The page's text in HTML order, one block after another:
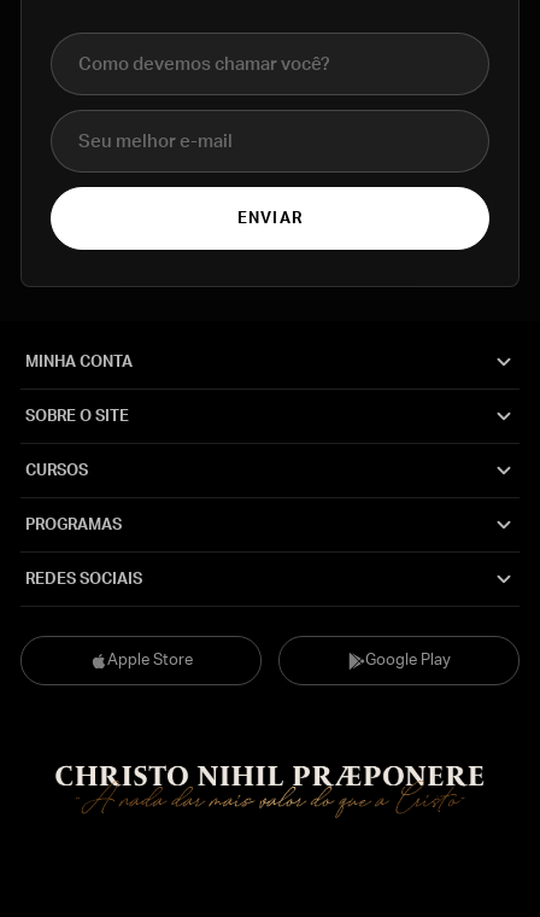
Nome completo
E-mail
ENVIAR
Apple Store Google Play
MINHA CONTA
SOBRE O SITE
CURSOS
PROGRAMAS
REDES SOCIAIS